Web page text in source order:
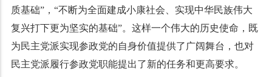
质基础”， “不断为全面建成小康社会、实现中华民族伟大
复兴打下更为坚实的基础”。这样一个伟大的历史使命，既
为民主党派实现参政党的自身价值提供了广阔舞台，也对
民主党派履行参政党职能提出了新的任务和更高要求。